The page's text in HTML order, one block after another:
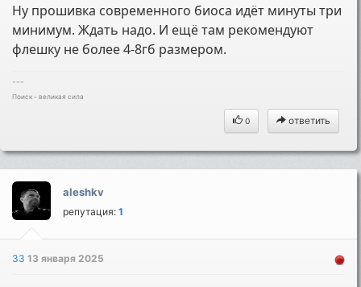
Ну прошивка современного биоса идёт минуты три
минимум. Ждать надо. И ещё там рекомендуют
флешку не более 4-8гб размером.
---
Поиск - великая сила
0 ответить
aleshkv
репутация:1
3313 января 2025